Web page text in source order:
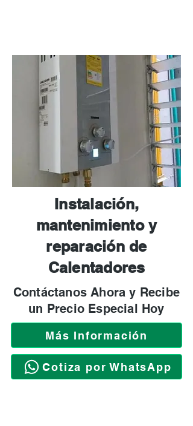
Instalación,
mantenimiento y
reparación de
Calentadores
Contáctanos Ahora y Recibe
un Precio Especial Hoy
Más Información
Cotiza por WhatsApp